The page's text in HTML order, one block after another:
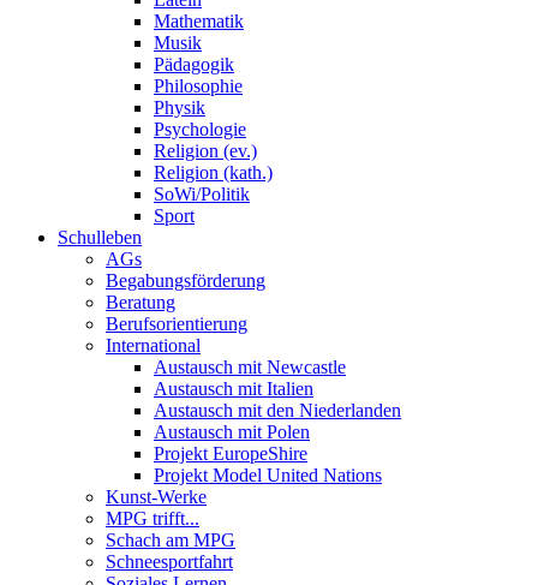
Mathematik
Musik
Pädagogik
Philosophie
Physik
Psychologie
Religion (ev.)
Religion (kath.)
SoWi/Politik
Sport
Schulleben
AGs
Begabungsförderung
Beratung
Berufsorientierung
International
Austausch mit Newcastle
Austausch mit Italien
Austausch mit den Niederlanden
Austausch mit Polen
Projekt EuropeShire
Projekt Model United Nations
Kunst-Werke
MPG trifft...
Schach am MPG
Schneesportfahrt